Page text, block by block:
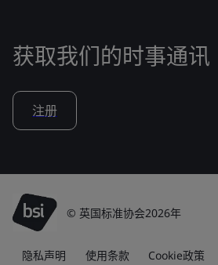
获取我们的时事通讯
注册
© 英国标准协会2026年
隐私声明 使用条款 Cookie政策